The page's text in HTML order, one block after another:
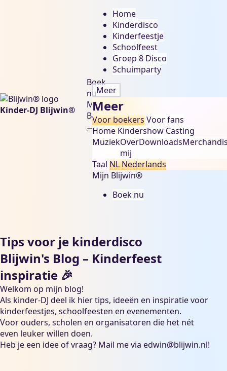
Kinder-DJ Blijwin®
Boek
nu
Mijn
Blijwin®
Home
Kinderdisco
Kinderfeestje
Schoolfeest
Groep 8 Disco
Schuimparty
Meer
Meer
Voor boekersVoor fans
Home Kindershow Casting
MuziekOver
mij
Downloads
Taal NLNederlands
Mijn Blijwin®
Boek nu
Tips voor je kinderdisco
Blijwin's Blog – Kinderfeest
inspiratie 🎉
Welkom op mijn blog!
Als kinder-DJ deel ik hier tips, ideeën en inspiratie voor
kinderfeestjes, schoolfeesten en evenementen.
Voor ouders, scholen en organisatoren die het nét
even leuker willen doen.
Heb je een idee of vraag? Mail me via edwin@blijwin.nl!